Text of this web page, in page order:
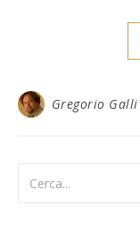
Gregorio Galli